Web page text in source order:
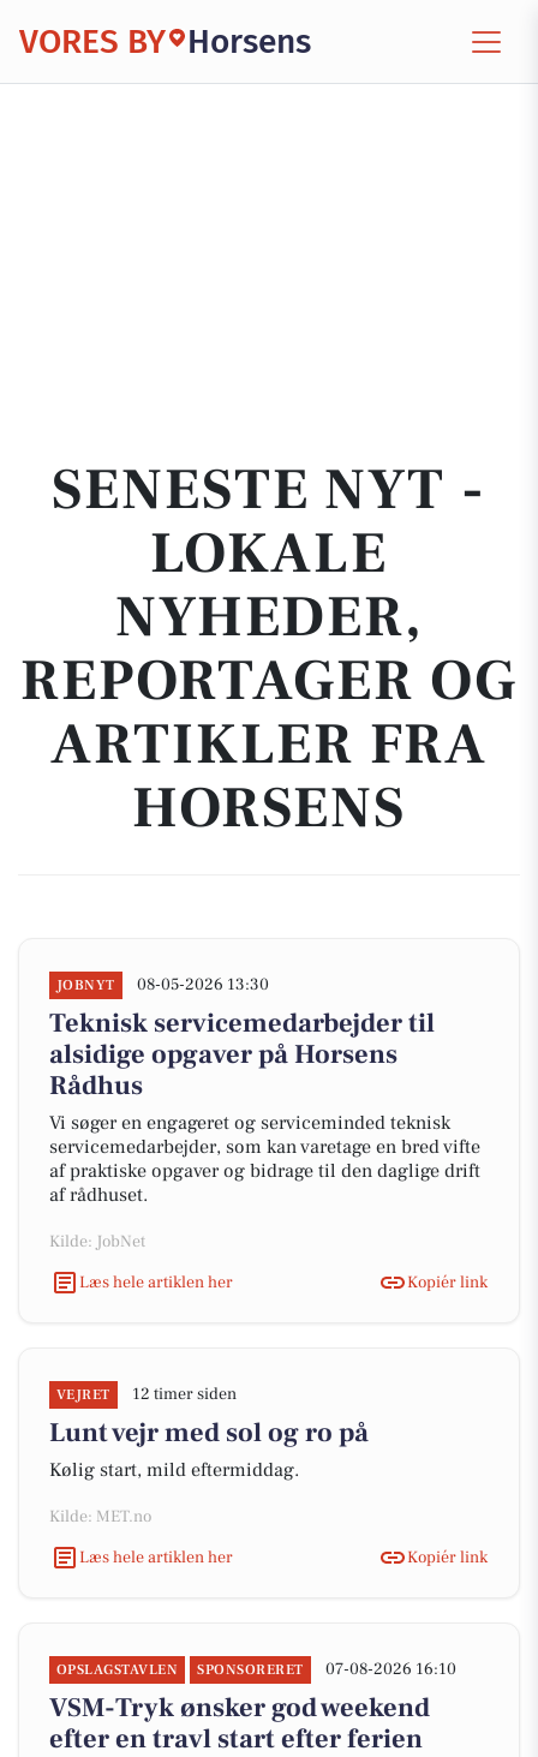
VORES BY Horsens
SENESTE NYT -
LOKALE
NYHEDER,
REPORTAGER OG
ARTIKLER FRA
HORSENS
JOBNYT 08-05-2026 13:30
Teknisk servicemedarbejder til
alsidige opgaver på Horsens
Rådhus
Vi søger en engageret og serviceminded teknisk
servicemedarbejder, som kan varetage en bred vifte
af praktiske opgaver og bidrage til den daglige drift
af rådhuset.
Kilde: JobNet
Læs hele artiklen her
Kopiér link
VEJRET 12 timer siden
Lunt vejr med sol og ro på
Kølig start, mild eftermiddag.
Kilde: MET.no
Læs hele artiklen her
Kopiér link
OPSLAGSTAVLEN SPONSORERET 07-08-2026 16:10
VSM-Tryk ønsker god weekend
efter en travl start efter ferien